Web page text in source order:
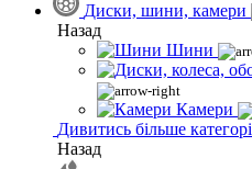
Диски, шини, камери
Назад
Шини
Камери
Дивитись більше
Назад